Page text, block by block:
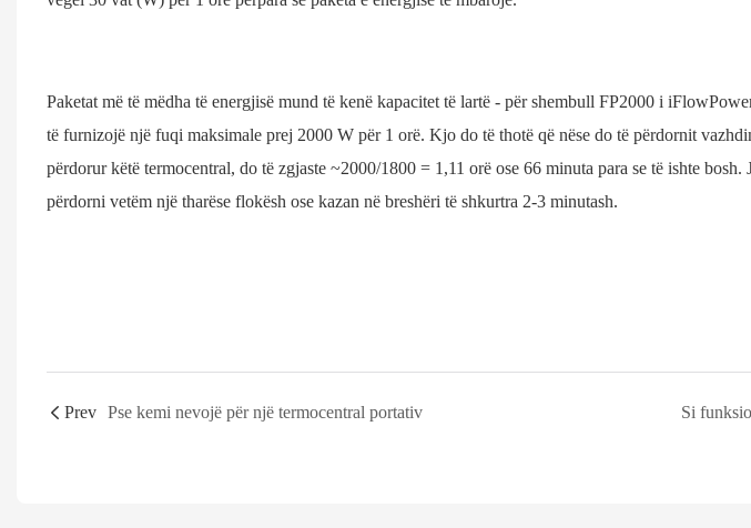
Paketat më të mëdha të energjisë mund të kenë kapacitet të lartë - për shembull FP2000 i
të furnizojë një fuqi maksimale prej 2000 W për 1 orë. Kjo do të thotë që nëse do të përdornit
përdorur këtë termocentral, do të zgjaste ~2000/1800 = 1,11 orë ose 66 minuta para se të ishte
përdorni vetëm një tharëse flokësh ose kazan në breshëri të shkurtra 2-3 minutash.
Prev Pse kemi nevojë për një termocentral portativ Si